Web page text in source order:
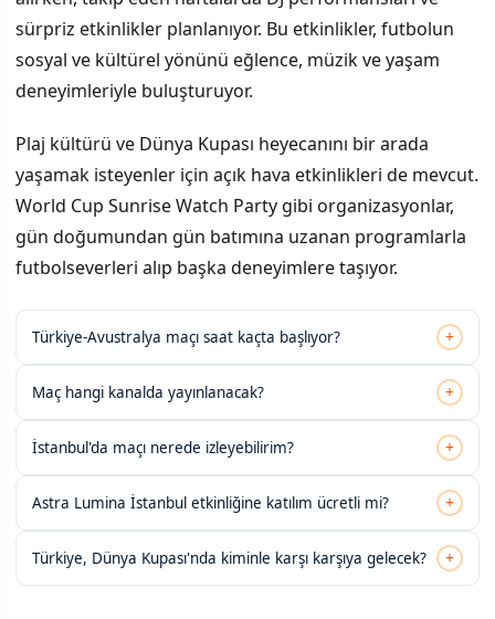
sürpriz etkinlikler planlanıyor. Bu etkinlikler, futbolun
sosyal ve kültürel yönünü eğlence, müzik ve yaşam
deneyimleriyle buluşturuyor.
Plaj kültürü ve Dünya Kupası heyecanını bir arada
yaşamak isteyenler için açık hava etkinlikleri de mevcut.
World Cup Sunrise Watch Party gibi organizasyonlar,
gün doğumundan gün batımına uzanan programlarla
futbolseverleri alıp başka deneyimlere taşıyor.
Türkiye-Avustralya maçı saat kaçta başlıyor? +
Maç hangi kanalda yayınlanacak? +
İstanbul'da maçı nerede izleyebilirim? +
Astra Lumina İstanbul etkinliğine katılım ücretli mi? +
Türkiye, Dünya Kupası'nda kiminle karşı karşıya gelecek? +